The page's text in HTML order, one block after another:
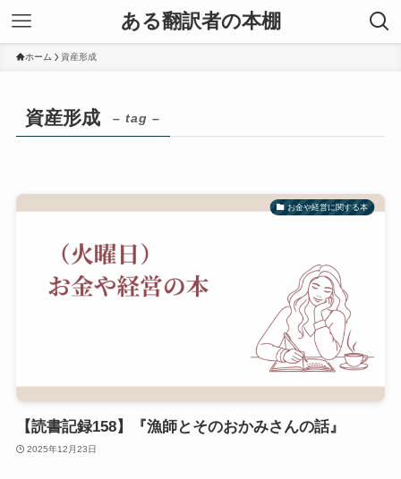
ある翻訳者の本棚
ホーム 資産形成
資産形成 – tag –
お金や経営に関する本
【読書記録158】『漁師とそのおかみさんの話』
2025年12月23日